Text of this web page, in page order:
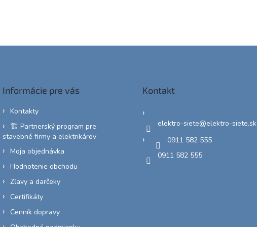
Informácie pre vás
Kontakty
🏗️ Partnerský program pre
stavebné firmy a elektrikárov
Moja objednávka
Hodnotenie obchodu
Zľavy a darčeky
Certifikáty
Cenník dopravy
Kontakt
elektro-siete@elektro-siete.sk
0911 582 555
0911 582 555